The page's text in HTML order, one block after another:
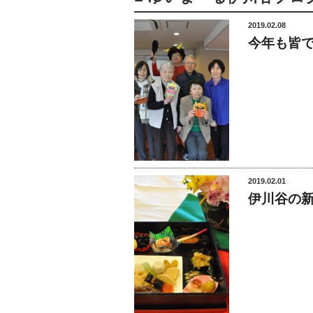
2019.02.08
今年も皆
2019.02.01
伊川谷の